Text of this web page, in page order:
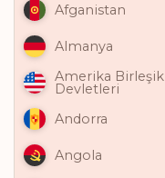
Afganistan
Almanya
Amerika Birleşik
Devletleri
Andorra
Angola